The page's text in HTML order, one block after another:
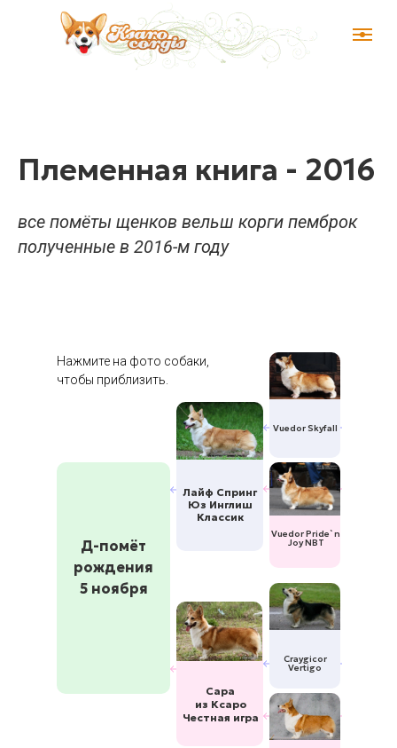
Племенная книга - 2016
все помёты щенков вельш корги пемброк
полученные в 2016-м году
Лайф Спринг
Юз Инглиш
Классик
Сара
из Ксаро
Честная игра
Craygicor
Vertigo
Vuedor Pride`n
Joy NBT
Vuedor Skyfall
Д-помёт
рождения
5 ноября
Нажмите на фото собаки,
чтобы приблизить.